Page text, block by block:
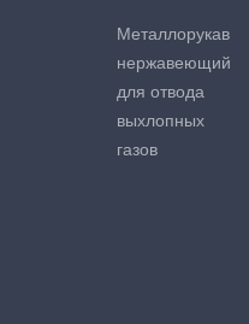
Металлорукав
нержавеющий
для отвода
выхлопных
газов